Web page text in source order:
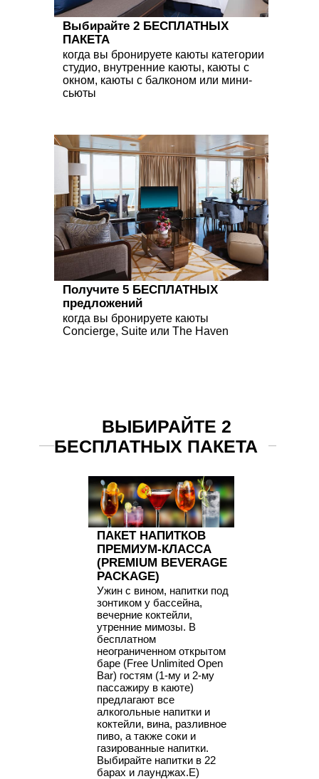
Выбирайте 2 БЕСПЛАТНЫХ
ПАКЕТА
когда вы бронируете каюты категории
студио, внутренние каюты, каюты с
окном, каюты с балконом или мини-
сьюты
Получите 5 БЕСПЛАТНЫХ
предложений
когда вы бронируете каюты
Concierge, Suite или The Haven
ВЫБИРАЙТЕ 2
БЕСПЛАТНЫХ ПАКЕТА
ПАКЕТ НАПИТКОВ
ПРЕМИУМ-КЛАССА
(PREMIUM BEVERAGE
PACKAGE)
Ужин с вином, напитки под
зонтиком у бассейна,
вечерние коктейли,
утренние мимозы. В
бесплатном
неограниченном открытом
баре (Free Unlimited Open
Bar) гостям (1-му и 2-му
пассажиру в каюте)
предлагают все
алкогольные напитки и
коктейли, вина, разливное
пиво, а также соки и
газированные напитки.
Выбирайте напитки в 22
барах и лаунджах.E)